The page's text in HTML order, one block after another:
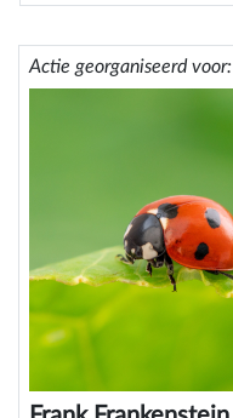
Actie georganiseerd voor: